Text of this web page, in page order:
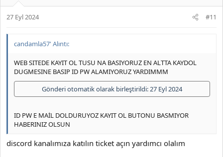
27 Eyl 2024 #11
candamla57' Alıntı:
WEB SITEDE KAYIT OL TUSU NA BASIYORUZ EN ALTTA KAYDOL
DUGMESINE BASIP ID PW ALAMIYORUZ YARDIMMM
Gönderi otomatik olarak birleştirildi:27 Eyl 2024
ID PW E MAİL DOLDURUYOZ KAYIT OL BUTONU BASMIYOR
HABERINIZ OLSUN
discord kanalımıza katılın ticket açın yardımcı olalım